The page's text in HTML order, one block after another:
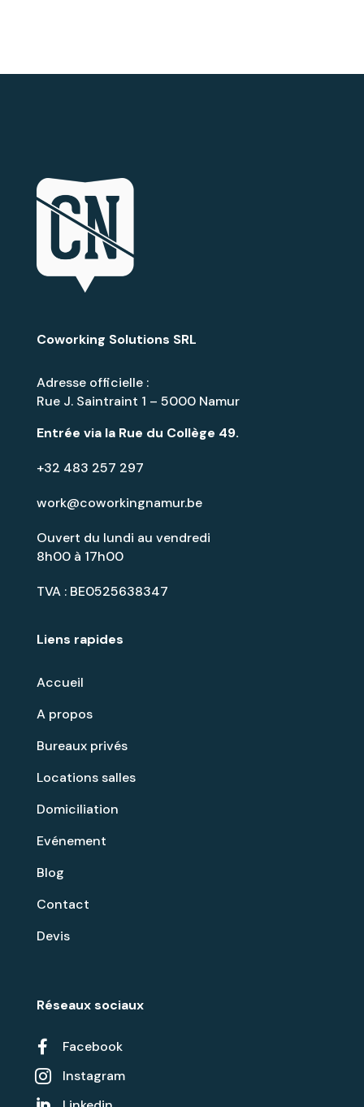
Réseaux sociaux
 Facebook
 Instagram
Liens rapides
Accueil
A propos
Bureaux privés
Locations salles
Domiciliation
Evénement
Blog
Contact
Devis
Coworking Solutions SRL
Adresse officielle :
Rue J. Saintraint 1 – 5000 Namur
Entrée via la Rue du Collège 49.
+32 483 257 297
work@coworkingnamur.be
Ouvert du lundi au vendredi
8h00 à 17h00
TVA : BE0525638347